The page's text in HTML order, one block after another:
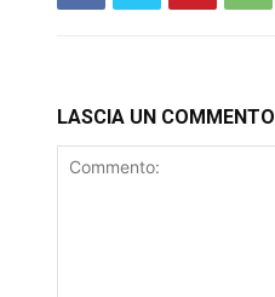
LASCIA UN COMMENTO